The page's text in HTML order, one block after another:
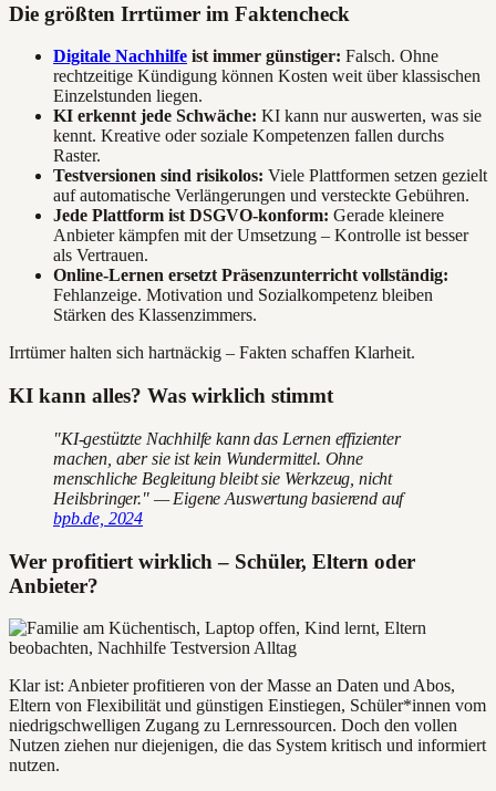
Die größten Irrtümer im Faktencheck
Digitale Nachhilfe ist immer günstiger: Falsch. Ohne
rechtzeitige Kündigung können Kosten weit über klassischen
Einzelstunden liegen.
KI erkennt jede Schwäche: KI kann nur auswerten, was sie
kennt. Kreative oder soziale Kompetenzen fallen durchs
Raster.
Testversionen sind risikolos: Viele Plattformen setzen gezielt
auf automatische Verlängerungen und versteckte Gebühren.
Jede Plattform ist DSGVO-konform: Gerade kleinere
Anbieter kämpfen mit der Umsetzung – Kontrolle ist besser
als Vertrauen.
Online-Lernen ersetzt Präsenzunterricht vollständig:
Fehlanzeige. Motivation und Sozialkompetenz bleiben
Stärken des Klassenzimmers.
Irrtümer halten sich hartnäckig – Fakten schaffen Klarheit.
KI kann alles? Was wirklich stimmt
"KI-gestützte Nachhilfe kann das Lernen effizienter
machen, aber sie ist kein Wundermittel. Ohne
menschliche Begleitung bleibt sie Werkzeug, nicht
Heilsbringer." — Eigene Auswertung basierend auf
bpb.de, 2024
Wer profitiert wirklich – Schüler, Eltern oder
Anbieter?
Klar ist: Anbieter profitieren von der Masse an Daten und Abos,
Eltern von Flexibilität und günstigen Einstiegen, Schüler*innen vom
niedrigschwelligen Zugang zu Lernressourcen. Doch den vollen
Nutzen ziehen nur diejenigen, die das System kritisch und informiert
nutzen.